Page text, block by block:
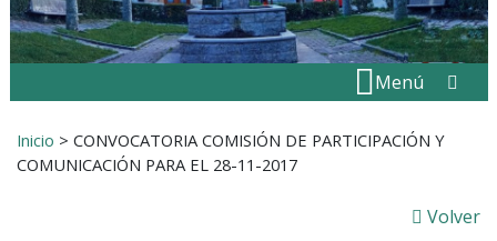
Menú
Inicio > CONVOCATORIA COMISIÓN DE PARTICIPACIÓN Y
COMUNICACIÓN PARA EL 28-11-2017
Volver